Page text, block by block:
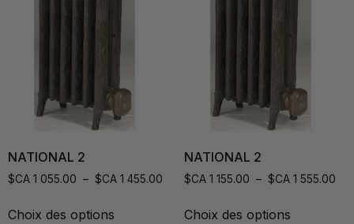
NATIONAL 2
$CA 1 055.00 – $CA 1 455.00
Choix des options
NATIONAL 2
$CA 1 155.00 – $CA 1 555.00
Choix des options